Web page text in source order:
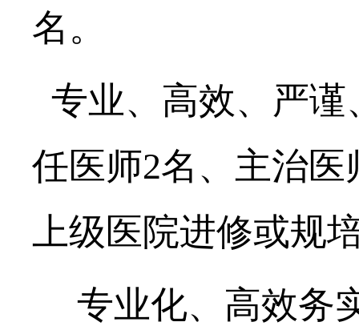
名。
专业、高效、严
任医师2名、主治医
上级医院进修或规
专业化、高效务